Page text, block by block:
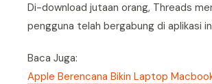
Di-download jutaan orang, Threads
pengguna telah bergabung di aplikasi
Baca Juga:
Apple Berencana Bikin Laptop